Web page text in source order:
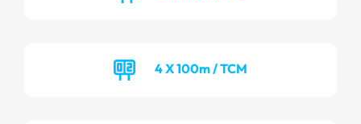
4 X 100m / TCM